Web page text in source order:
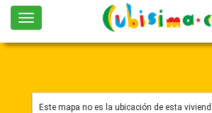
Toggle
navigation
Este mapa no es la ubicación de esta